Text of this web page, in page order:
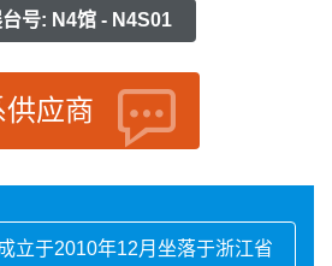
台号: N4馆 - N4S01
供应商
立于2010年12月坐落于浙江省